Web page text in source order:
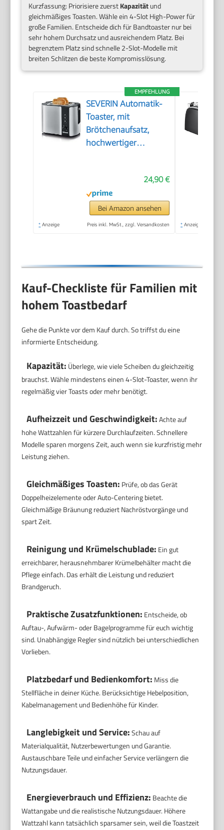
Kurzfassung: Priorisiere zuerstKapazitätund
gleichmäßiges Toasten. Wähle ein 4-Slot High-Power für
große Familien. Entscheide dich für Bandtoaster nur bei
sehr hohem Durchsatz und ausreichendem Platz. Bei
begrenztem Platz sind schnelle 2-Slot-Modelle mit
breiten Schlitzen die beste Kompromisslösung.
EMPFEHLUNG
SEVERIN Automatik-
Toaster, mit
Brötchenaufsatz,
hochwertiger
und Erwärmen, 800
W,steel, AT 2589
24,90 €
Bei Amazon ansehen
* Anzeige Preis inkl. MwSt., zzgl. Versandkosten * Anzeige
Kauf-Checkliste für Familien mit
hohem Toastbedarf
Gehe die Punkte vor dem Kauf durch. So triffst du eine
informierte Entscheidung.
Kapazität: Überlege, wie viele Scheiben du gleichzeitig
brauchst. Wähle mindestens einen 4-Slot-Toaster, wenn ihr
regelmäßig vier Toasts oder mehr benötigt.
Aufheizzeit und Geschwindigkeit:Achte auf
hohe Wattzahlen für kürzere Durchlaufzeiten. Schnellere
Modelle sparen morgens Zeit, auch wenn sie kurzfristig mehr
Leistung ziehen.
Gleichmäßiges Toasten: Prüfe, ob das Gerät
Doppelheizelemente oder Auto-Centering bietet.
Gleichmäßige Bräunung reduziert Nachröstvorgänge und
spart Zeit.
Reinigung und Krümelschublade: Ein gut
erreichbarer, herausnehmbarer Krümelbehälter macht die
Pflege einfach. Das erhält die Leistung und reduziert
Brandgeruch.
Praktische Zusatzfunktionen: Entscheide, ob
Auftau-, Aufwärm- oder Bagelprogramme für euch wichtig
sind. Unabhängige Regler sind nützlich bei unterschiedlichen
Vorlieben.
Platzbedarf und Bedienkomfort: Miss die
Stellfläche in deiner Küche. Berücksichtige Hebelposition,
Kabelmanagement und Bedienhöhe für Kinder.
Langlebigkeit und Service:Schau auf
Materialqualität, Nutzerbewertungen und Garantie.
Austauschbare Teile und einfacher Service verlängern die
Nutzungsdauer.
Energieverbrauch und Effizienz: Beachte die
Wattangabe und die realistische Nutzungsdauer. Höhere
Wattzahl kann tatsächlich sparsamer sein, weil die Toastzeit